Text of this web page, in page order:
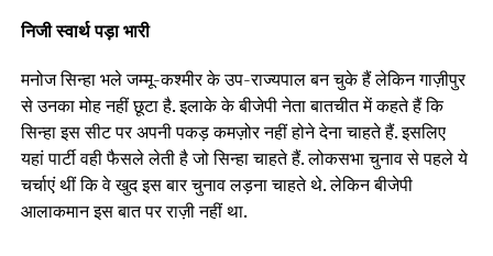
निजी स्वार्थ पड़ा भारी
मनोज सिन्हा भले जम्मू-कश्मीर के उप-राज्यपाल बन चुके हैं लेकिन गाज़ीपुर
से उनका मोह नहीं छूटा है. इलाके के बीजेपी नेता बातचीत में कहते हैं कि
सिन्हा इस सीट पर अपनी पकड़ कमज़ोर नहीं होने देना चाहते हैं. इसलिए
यहां पार्टी वही फैसले लेती है जो सिन्हा चाहते हैं. लोकसभा चुनाव से पहले ये
चर्चाएं थीं कि वे खुद इस बार चुनाव लड़ना चाहते थे. लेकिन बीजेपी
आलाकमान इस बात पर राज़ी नहीं था.